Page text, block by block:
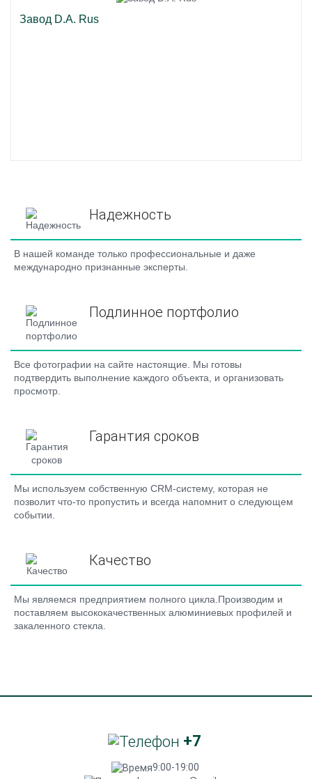
Завод D.A. Rus
Надежность
В нашей команде только профессиональные и даже
международно признанные эксперты.
Подлинное портфолио
Все фотографии на сайте настоящие. Мы готовы
подтвердить выполнение каждого объекта, и организовать
просмотр.
Гарантия сроков
Мы используем собственную CRM-систему, которая не
позволит что-то пропустить и всегда напомнит о следующем
событии.
Качество
Мы являемся предприятием полного цикла.Производим и
поставляем высококачественных алюминиевых профилей и
закаленного стекла.
+7
9:00-19:00